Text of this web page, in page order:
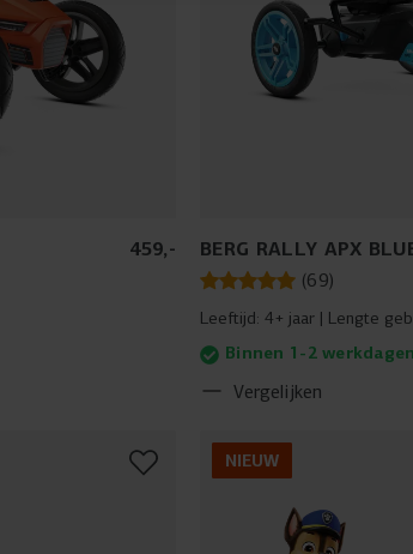
459,- BERG RALLY APX
(69)
Leeftijd: 4+ jaar Lengte
Binnen 1-2
Vergelijken
NIEUW